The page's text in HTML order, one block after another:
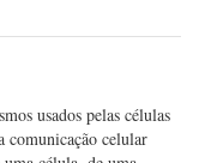
usados pelas células
comunicação celular